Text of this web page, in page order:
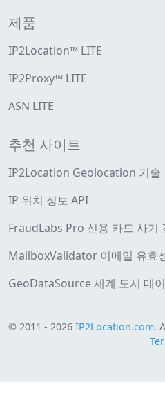
제품
IP2Location™ LITE
IP2Proxy™ LITE
ASN LITE
추천 사이트
IP2Location Geolocation 기술
IP 위치 정보 API
FraudLabs Pro 신용 카드 사기
MailboxValidator 이메일 유효
GeoDataSource 세계 도시 데
© 2011 - 2026 IP2Location.com.